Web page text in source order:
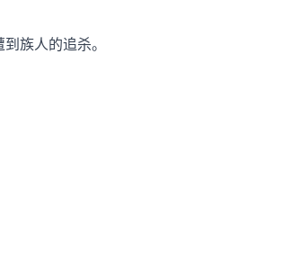
族人的追杀。